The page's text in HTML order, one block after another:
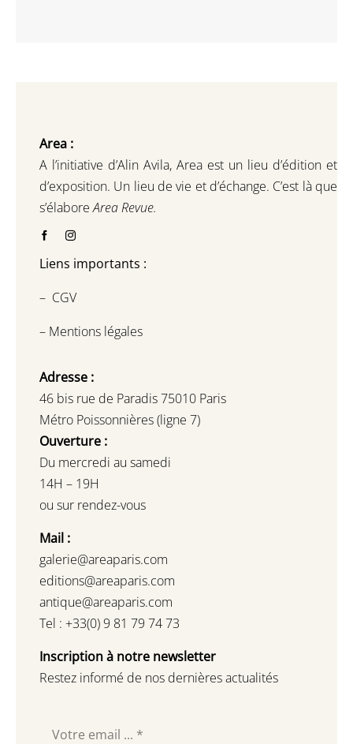
Area :
A l’initiative d’Alin Avila, Area est un lieu d’édition et
d’exposition. Un lieu de vie et d’échange. C’est là que
s’élaboreArea Revue.
Liens importants :
– CGV
– Mentions légales
Adresse :
46 bis rue de Paradis 75010 Paris
Métro Poissonnières (ligne 7)
Ouverture :
Du mercredi au samedi
14H – 19H
ou sur rendez-vous
Mail :
galerie@areaparis.com
editions@areaparis.com
antique@areaparis.com
Tel : +33(0) 9 81 79 74 73
Inscription à notre newsletter
Restez informé de nos dernières actualités